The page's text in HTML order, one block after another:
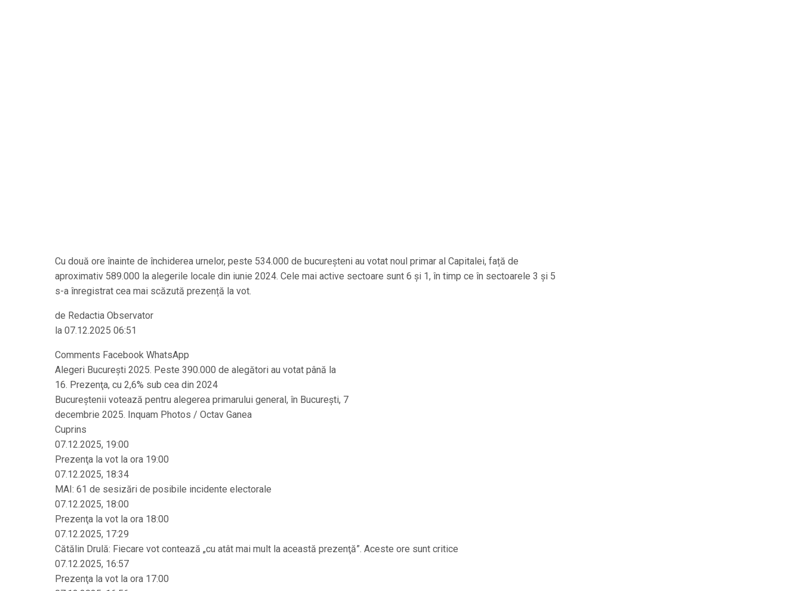
Cu două ore înainte de închiderea urnelor, peste 534.000 de bucureșteni au votat noul primar al Capitalei, față de
aproximativ 589.000 la alegerile locale din iunie 2024. Cele mai active sectoare sunt 6 și 1, în timp ce în sectoarele 3 și 5
s-a înregistrat cea mai scăzută prezență la vot.
de Redactia Observator
la 07.12.2025 06:51
Comments Facebook WhatsApp
Alegeri Bucureşti 2025. Peste 390.000 de alegători au votat până la
16. Prezenţa, cu 2,6% sub cea din 2024
Bucureștenii votează pentru alegerea primarului general, în București, 7
decembrie 2025. Inquam Photos / Octav Ganea
Cuprins
07.12.2025, 19:00
Prezenţa la vot la ora 19:00
07.12.2025, 18:34
MAI: 61 de sesizări de posibile incidente electorale
07.12.2025, 18:00
Prezenţa la vot la ora 18:00
07.12.2025, 17:29
Cătălin Drulă: Fiecare vot contează „cu atât mai mult la această prezenţă”. Aceste ore sunt critice
07.12.2025, 16:57
Prezenţa la vot la ora 17:00